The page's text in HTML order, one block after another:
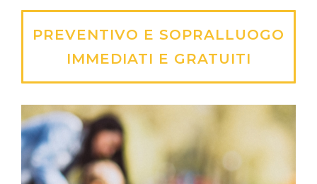
PREVENTIVO E SOPRALLUOGO
IMMEDIATI E GRATUITI